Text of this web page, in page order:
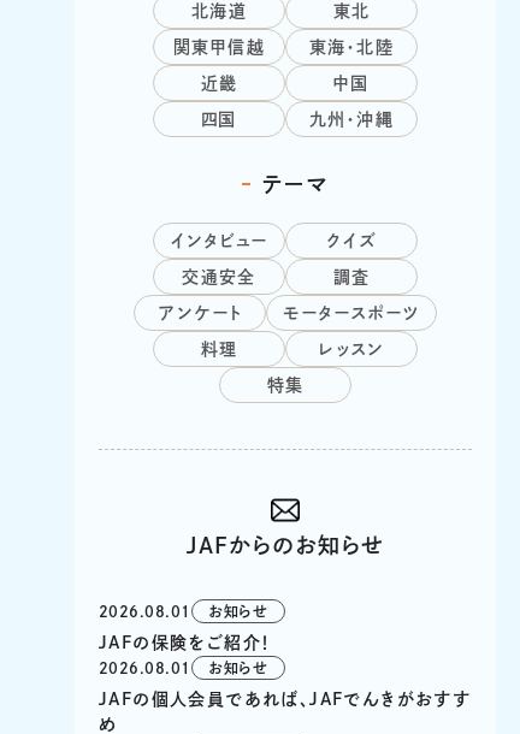
北海道 東北
関東甲信越 東海・北陸
近畿 中国
四国 九州・沖縄
テーマ
インタビュー クイズ
交通安全 調査
アンケート モータースポーツ
料理 レッスン
特集
JAFからのお知らせ
2026.08.01 お知らせ
JAFの保険をご紹介！
2026.08.01 お知らせ
JAFの個人会員であれば、JAFでんきがおすす
め